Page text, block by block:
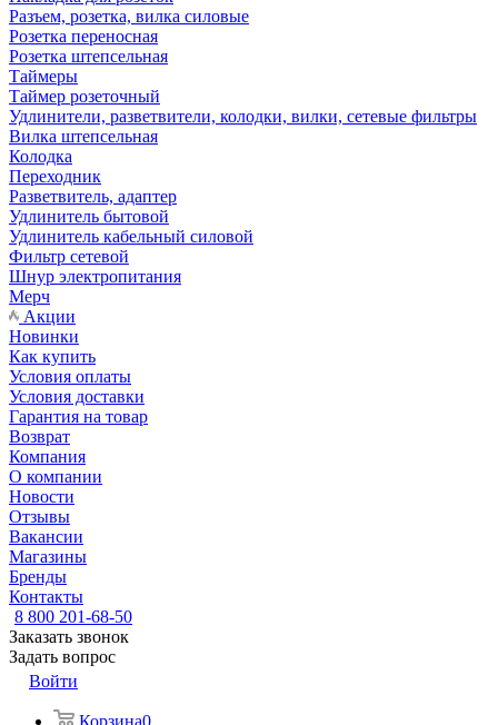
Разъем, розетка, вилка силовые
Розетка переносная
Розетка штепсельная
Таймеры
Таймер розеточный
Удлинители, разветвители, колодки, вилки, сетевые фильтры
Вилка штепсельная
Колодка
Переходник
Разветвитель, адаптер
Удлинитель бытовой
Удлинитель кабельный силовой
Фильтр сетевой
Шнур электропитания
Мерч
Акции
Новинки
Как купить
Условия оплаты
Условия доставки
Гарантия на товар
Возврат
Компания
О компании
Новости
Отзывы
Вакансии
Магазины
Бренды
Контакты
8 800 201-68-50
Заказать звонок
Задать вопрос
Войти
Корзина0